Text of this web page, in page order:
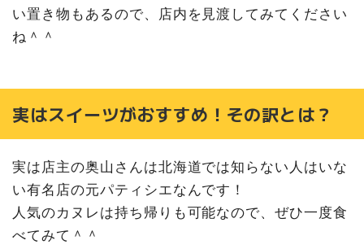
い置き物もあるので、店内を見渡してみてください
ね＾＾
実はスイーツがおすすめ！その訳とは？
実は店主の奥山さんは北海道では知らない人はいな
い有名店の元パティシエなんです！
人気のカヌレは持ち帰りも可能なので、ぜひ一度食
べてみて＾＾